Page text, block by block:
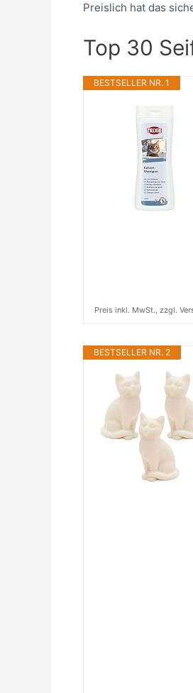
Preislich hat das
Top 30
BESTSELLER NR. 1
Preis inkl. MwSt., zzgl.
BESTSELLER NR. 2